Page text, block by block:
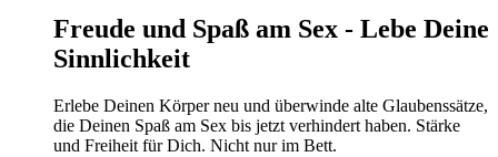
Freude und Spaß am Sex - Lebe Deine
Sinnlichkeit
Erlebe Deinen Körper neu und überwinde alte Glaubenssätze,
die Deinen Spaß am Sex bis jetzt verhindert haben. Stärke
und Freiheit für Dich. Nicht nur im Bett.